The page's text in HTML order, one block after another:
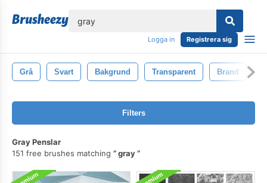
Logga in Registrera sig
Grå Svart Bakgrund Transparent Brand
Filters
Gray Penslar
151 free brushes matching
gray